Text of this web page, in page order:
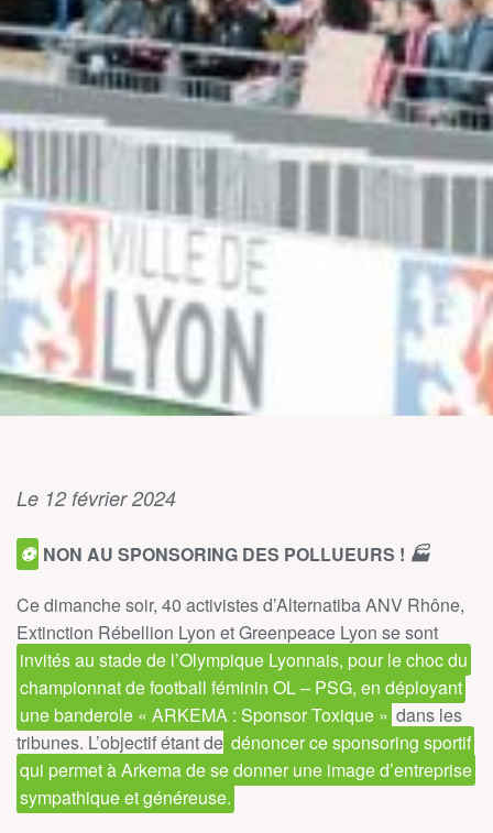
Le 12 février 2024
⚽ NON AU SPONSORING DES POLLUEURS ! 🏭
Ce dimanche soir, 40 activistes d’Alternatiba ANV Rhône,
Extinction Rébellion Lyon et Greenpeace Lyon se sont
invités au stade de l’Olympique Lyonnais, pour le choc du
championnat de football féminin OL – PSG, en déployant
une banderole « ARKEMA : Sponsor Toxique » dans les
tribunes. L’objectif étant de dénoncer ce sponsoring sportif
qui permet à Arkema de se donner une image d’entreprise
sympathique et généreuse.